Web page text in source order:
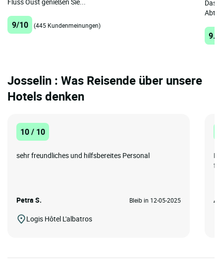
9/10 (445 Kundenmeinungen)
Das
Josselin : Was Reisende über unsere
Hotels denken
10 / 10
sehr freundliches und hilfsbereites Personal
Petra S. Bleib in 12-05-2025
Logis Hôtel L'albatros